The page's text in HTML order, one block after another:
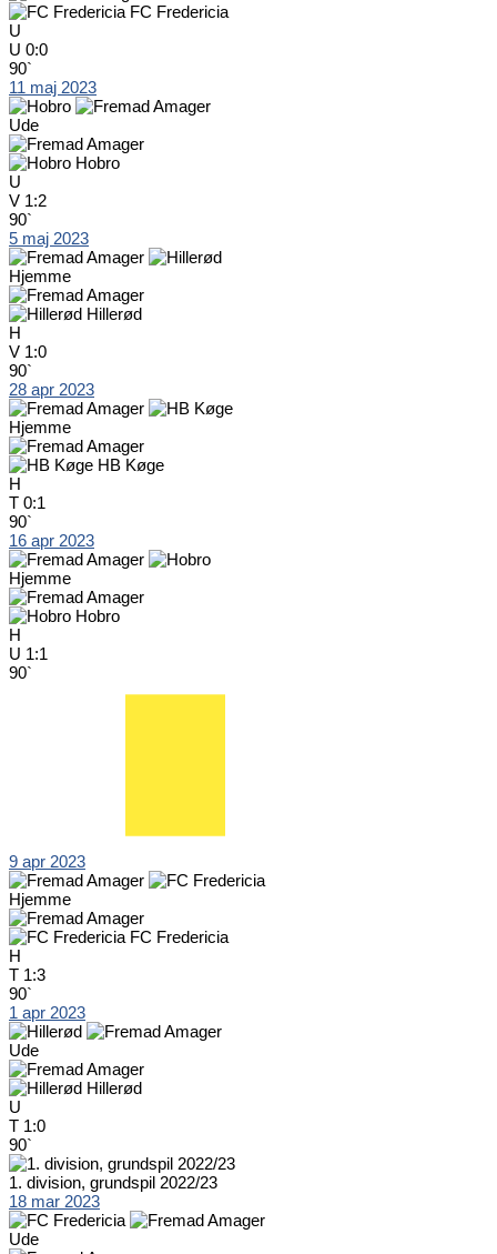
FC Fredericia
U
U 0:0
90`
11 maj 2023
Ude
Hobro
U
V 1:2
90`
5 maj 2023
Hjemme
Hillerød
H
V 1:0
90`
28 apr 2023
Hjemme
HB Køge
H
T 0:1
90`
16 apr 2023
Hjemme
Hobro
H
U 1:1
90`
9 apr 2023
Hjemme
FC Fredericia
H
T 1:3
90`
1 apr 2023
Ude
Hillerød
U
T 1:0
90`
1. division, grundspil 2022/23
18 mar 2023
Ude